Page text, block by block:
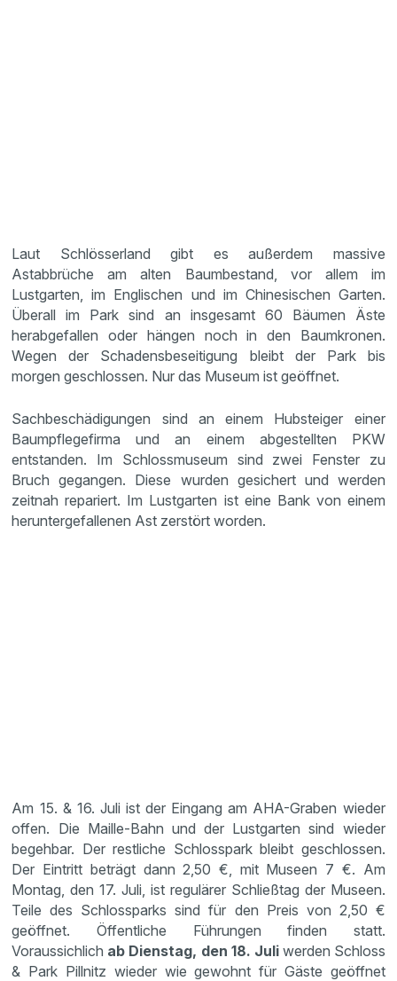
Laut Schlösserland gibt es außerdem massive
Astabbrüche am alten Baumbestand, vor allem im
Lustgarten, im Englischen und im Chinesischen Garten.
Überall im Park sind an insgesamt 60 Bäumen Äste
herabgefallen oder hängen noch in den Baumkronen.
Wegen der Schadensbeseitigung bleibt der Park bis
morgen geschlossen. Nur das Museum ist geöffnet.
Sachbeschädigungen sind an einem Hubsteiger einer
Baumpflegefirma und an einem abgestellten PKW
entstanden. Im Schlossmuseum sind zwei Fenster zu
Bruch gegangen. Diese wurden gesichert und werden
zeitnah repariert. Im Lustgarten ist eine Bank von einem
heruntergefallenen Ast zerstört worden.
Am 15. & 16. Juli ist der Eingang am AHA-Graben wieder
offen. Die Maille-Bahn und der Lustgarten sind wieder
begehbar. Der restliche Schlosspark bleibt geschlossen.
Der Eintritt beträgt dann 2,50 €, mit Museen 7 €. Am
Montag, den 17. Juli, ist regulärer Schließtag der Museen.
Teile des Schlossparks sind für den Preis von 2,50 €
geöffnet. Öffentliche Führungen finden statt.
Voraussichlich ab Dienstag, den 18. Juli werden Schloss
& Park Pillnitz wieder wie gewohnt für Gäste geöffnet